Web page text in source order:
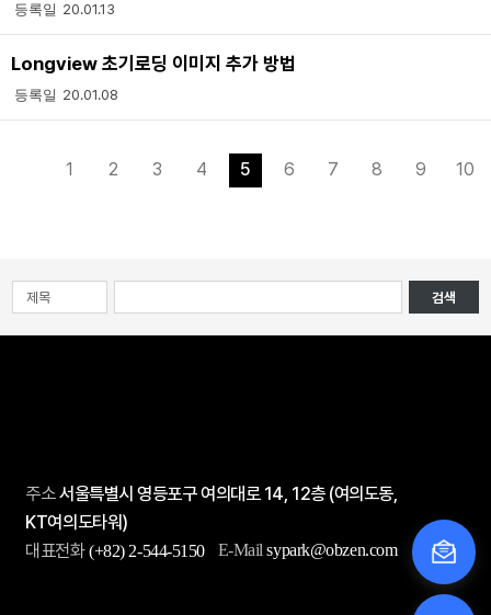
20.01.13
Longview 초기로딩 이미지 추가 방법
20.01.08
1 2 3 4 5 6 7 8 9 10
검색
주소서울특별시 영등포구 여의대로 14, 12층 (여의도동,
KT여의도타워)
대표전화(+82) 2-544-5150 E-Mailsypark@obzen.com